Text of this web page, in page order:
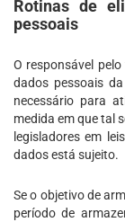
Rotinas de
pessoais
O responsável
dados pessoais
necessário para
medida em que tal
legisladores em
dados está sujeito.
Se o objetivo de
período de